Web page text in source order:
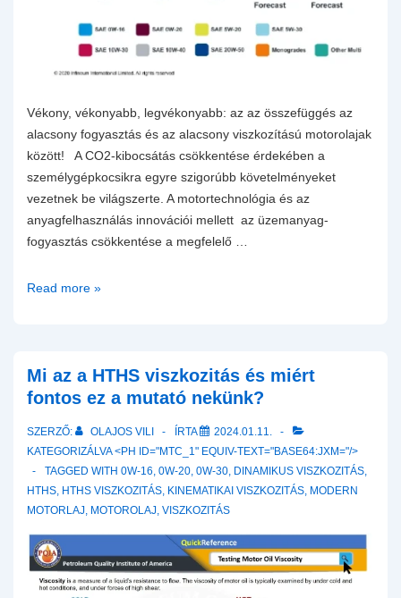
Vékony, vékonyabb, legvékonyabb: az az összefüggés az
alacsony fogyasztás és az alacsony viszkozítású motorolajak
között! A CO2-kibocsátás csökkentése érdekében a
személygépkocsikra egyre szigorúbb követelményeket
vezetnek be világszerte. A motortechnológia és az
anyagfelhasználás innovációi mellett az üzemanyag-
fogyasztás csökkentése a megfelelő …
Vékony,
a
0-
0W-
16
viszkozitású
motorolajok
megjelenésének
Read more »
Mi az a HTHS viszkozitás és miért
fontos ez a mutató nekünk?
SZERZŐ: OLAJOS VILI ÍRTA
2024.01.11.
KATEGORIZÁLVA <PH ID="MTC_1" EQUIV-TEXT="BASE64:JXM="/>
TAGGED WITH 0W-16 0W-20 0W-30 DINAMIKUS VISZKOZITÁS
HTHS HTHS VISZKOZITÁS KINEMATIKAI VISZKOZITÁS MODERN
MOTORLAJ MOTOROLAJ VISZKOZITÁS